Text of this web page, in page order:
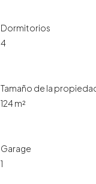
Dormitorios
4
Tamaño de la
124 m²
Garage
1